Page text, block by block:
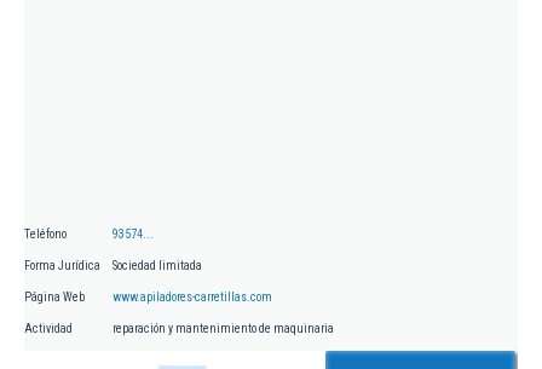
Teléfono 93574...
Forma Jurídica Sociedad limitada
Página Web www.apiladores-carretillas.com
Actividad reparación y mantenimiento de maquinaria